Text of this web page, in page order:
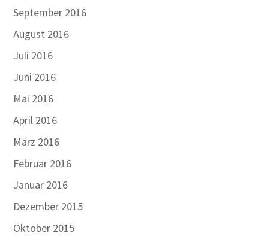
September 2016
August 2016
Juli 2016
Juni 2016
Mai 2016
April 2016
März 2016
Februar 2016
Januar 2016
Dezember 2015
Oktober 2015